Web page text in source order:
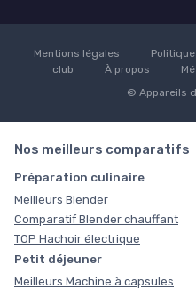
Mentions légales
club
À propos
© Appareils
Nos meilleurs comparatifs
Préparation culinaire
Meilleurs Blender
Comparatif Blender chauffant
TOP Hachoir électrique
Petit déjeuner
Meilleurs Machine à capsules